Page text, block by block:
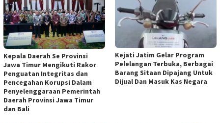
Kepala Daerah Se Provinsi
Jawa Timur Mengikuti Rakor
Penguatan Integritas dan
Pencegahan Korupsi Dalam
Penyelenggaraan Pemerintah
Daerah Provinsi Jawa Timur
dan Bali
Kejati Jatim Gelar Program
Pelelangan Terbuka, Berbagai
Barang Sitaan Dipajang Untuk
Dijual Dan Masuk Kas Negara